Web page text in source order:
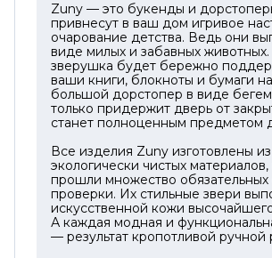
Zuny — это букенды и
привнесут в ваш дом игривое
очарование детства. Ведь они
виде милых и забавных
зверушка будет бережно
ваши книги, блокноты и бумаги
большой дорстопер в виде
только придержит дверь от
станет полноценным предметом
Все изделия Zuny изготовлены из
экологически чистых
прошли множество обязательных
проверки. Их стильные звери
искусственной кожи
А каждая модная и
— результат кропотливой ручной